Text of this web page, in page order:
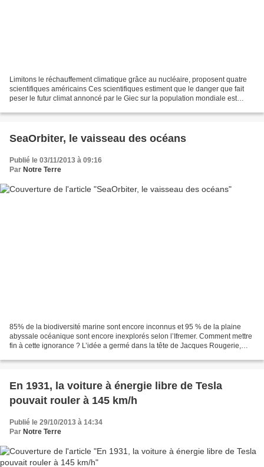
Limitons le réchauffement climatique grâce au nucléaire, proposent quatre
scientifiques américains Ces scientifiques estiment que le danger que fait
peser le futur climat annoncé par le Giec sur la population mondiale est
SeaOrbiter, le vaisseau des océans
Publié le 03/11/2013 à 09:16
Par Notre Terre
85% de la biodiversité marine sont encore inconnus et 95 % de la plaine
abyssale océanique sont encore inexplorés selon l’Ifremer. Comment mettre
fin à cette ignorance ? L’idée a germé dans la tête de Jacques Rougerie,
En 1931, la voiture à énergie libre de Tesla
pouvait rouler à 145 km/h
Publié le 29/10/2013 à 14:34
Par Notre Terre